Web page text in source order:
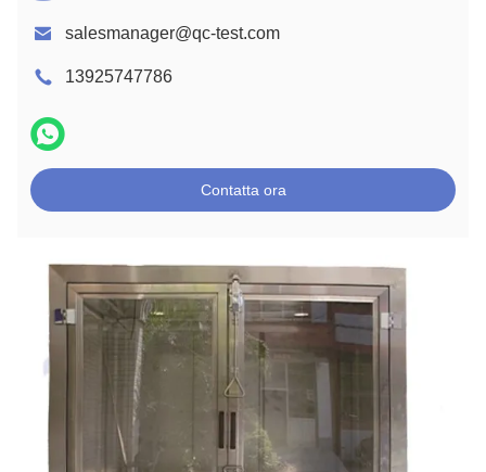
salesmanager@qc-test.com
13925747786
Contatta ora